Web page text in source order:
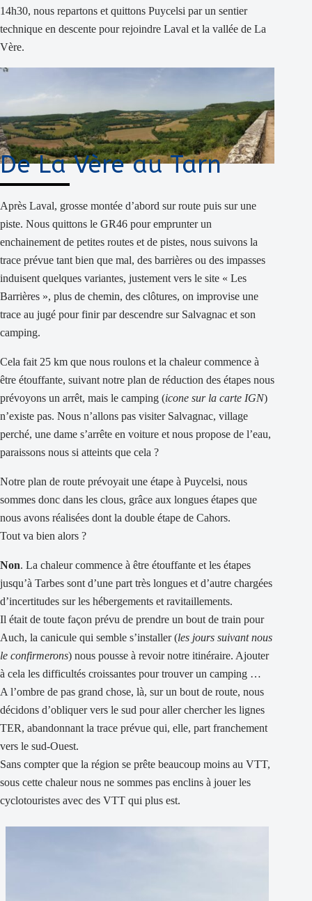
14h30, nous repartons et quittons Puycelsi par un sentier
technique en descente pour rejoindre Laval et la vallée de La
Vère.
De La Vère au Tarn
Après Laval, grosse montée d’abord sur route puis sur une
piste. Nous quittons le GR46 pour emprunter un
enchainement de petites routes et de pistes, nous suivons la
trace prévue tant bien que mal, des barrières ou des impasses
induisent quelques variantes, justement vers le site « Les
Barrières », plus de chemin, des clôtures, on improvise une
trace au jugé pour finir par descendre sur Salvagnac et son
camping.
Cela fait 25 km que nous roulons et la chaleur commence à
être étouffante, suivant notre plan de réduction des étapes nous
prévoyons un arrêt, mais le camping (icone sur la carte IGN)
n’existe pas. Nous n’allons pas visiter Salvagnac, village
perché, une dame s’arrête en voiture et nous propose de l’eau,
paraissons nous si atteints que cela ?
Notre plan de route prévoyait une étape à Puycelsi, nous
sommes donc dans les clous, grâce aux longues étapes que
nous avons réalisées dont la double étape de Cahors.
Tout va bien alors ?
Non. La chaleur commence à être étouffante et les étapes
jusqu’à Tarbes sont d’une part très longues et d’autre chargées
d’incertitudes sur les hébergements et ravitaillements.
Il était de toute façon prévu de prendre un bout de train pour
Auch, la canicule qui semble s’installer (les jours suivant nous
le confirmerons) nous pousse à revoir notre itinéraire. Ajouter
à cela les difficultés croissantes pour trouver un camping …
A l’ombre de pas grand chose, là, sur un bout de route, nous
décidons d’obliquer vers le sud pour aller chercher les lignes
TER, abandonnant la trace prévue qui, elle, part franchement
vers le sud-Ouest.
Sans compter que la région se prête beaucoup moins au VTT,
sous cette chaleur nous ne sommes pas enclins à jouer les
cyclotouristes avec des VTT qui plus est.